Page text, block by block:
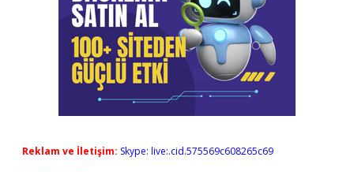
Reklam ve İletişim: Skype: live:.cid.575569c608265c69